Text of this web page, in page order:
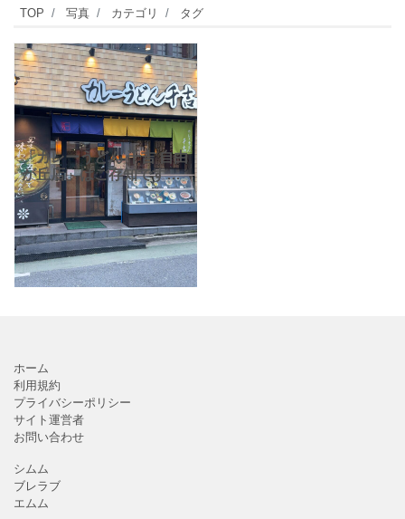
TOP 写真 カテゴリ タグ
「カレーうどん 千吉 自由
が丘店」はご存知です
か？！ 吉野家グループ
が手掛けるカレーうどん
専門店です。 一番有名な
のは「千吉カレーうど
ん」とお店の名前が入っ
た、
ホーム
利用規約
プライバシーポリシー
サイト運営者
お問い合わせ
シムム
ブレラブ
エムム